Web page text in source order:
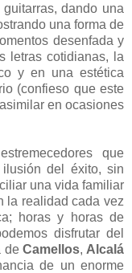
dando una
una forma de
desenfada y
letras cotidianas, la
y en una estética
(confieso que este
en ocasiones
que
del éxito, sin
una vida familiar
la realidad cada vez
horas y horas de
disfrutar del
deCamellos, Alcalá
de un enorme